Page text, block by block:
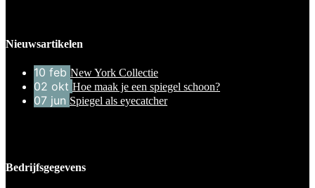
Nieuwsartikelen
10 feb New York Collectie
02 okt Hoe maak je een spiegel schoon?
07 jun Spiegel als eyecatcher
Bedrijfsgegevens